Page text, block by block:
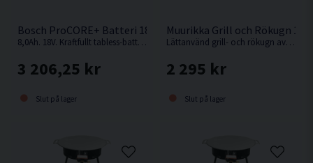
Bosch ProCORE+ Batteri 18V (8,0Ah)
8,0Ah. 18V. Kraftfullt tabless-batteri: mer drifttid och maximal effekt för BITURBO-verktyg
3 206,25 kr
Slut på lager
Muurikka Grill och Rökugn
Lättanvänd grill- och rökugn av rostfritt stål från Muurikka
2 295 kr
Slut på lager